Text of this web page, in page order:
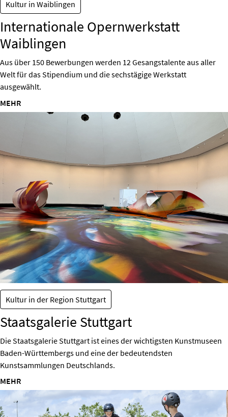
Kultur in Waiblingen
Internationale Opernwerkstatt
Waiblingen
Aus über 150 Bewerbungen werden 12 Gesangstalente aus aller
Welt für das Stipendium und die sechstägige Werkstatt
ausgewählt.
MEHR
Kultur in der Region Stuttgart
Staatsgalerie Stuttgart
Die Staatsgalerie Stuttgart ist eines der wichtigsten Kunstmuseen
Baden-Württembergs und eine der bedeutendsten
Kunstsammlungen Deutschlands.
MEHR